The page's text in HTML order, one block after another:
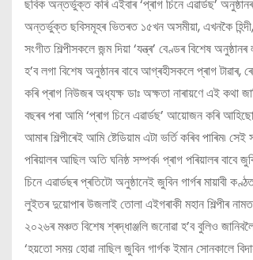
ছবিক অন্তৰ্ভুক্ত কৰি এইবাৰ ‘প্ৰাগ চিনে এৱাৰ্ডছ’
অন্তৰ্ভুক্ত ছবিসমূহৰ ভিতৰত ১৫খন অসমীয়া, এখনকৈ
সংগীত শিল্পীসকলে জন্ম দিয়া ‘যন্ত্ৰ’ বেণ্ডৰ বিশেষ
হ’ব লগা বিশেষ অনুষ্ঠানৰ বাবে আগ্ৰহীসকলে প্ৰাগ
কৰি প্ৰাগ নিউজৰ অধ্যক্ষ ডাঃ অক্ষতা নাৰায়ণে এই কথা
বছৰৰ পৰা আমি ‘প্ৰাগ চিনে এৱাৰ্ডছ’ আয়োজন কৰি
আমাৰ শিল্পীৰেই আমি ষ্টেডিয়াম এটা ভৰ্তি কৰিব পাৰিম৷
পৰিয়ালৰ আছিল অতি ঘনিষ্ঠ সম্পৰ্ক৷ প্ৰাগ পৰিয়ালৰ
চিনে এৱাৰ্ডছৰ প্ৰতিটো অনুষ্ঠানেই জুবিন গাৰ্গৰ মায়াবী
লুইতৰ দুয়োপাৰ উজলাই তোলা এইগৰাকী মহান শিল্পীৰ নামত
২০২৬ৰ মঞ্চত বিশেষ শ্ৰদ্ধাঞ্জলি জনোৱা হ’ব বুলিও
‘হয়তো সময় হোৱা নাছিল জুবিন গাৰ্গক ইমান সোনকালে